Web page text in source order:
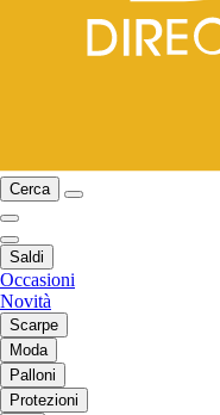
Cerca
Saldi
Occasioni
Novità
Scarpe
Moda
Palloni
Protezioni